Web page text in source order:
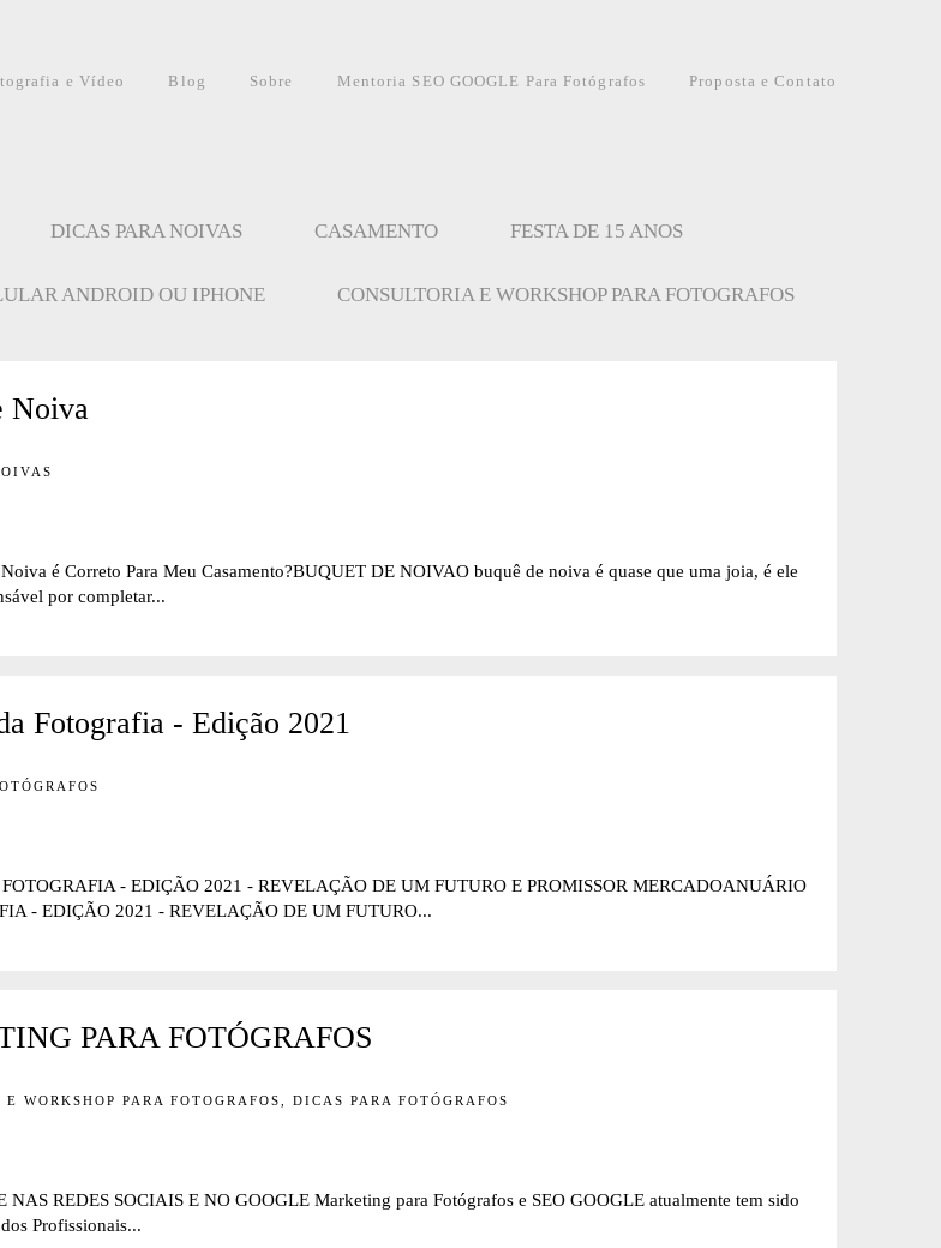
e Vídeo Blog Sobre Mentoria SEO GOOGLE Para Fotógrafos Proposta e Contato
DICAS PARA NOIVAS CASAMENTO FESTA DE 15 ANOS
ANDROID OU IPHONE CONSULTORIA E WORKSHOP PARA FOTOGRAFOS
Noiva
é Correto Para Meu Casamento?BUQUET DE NOIVAO buquê de noiva é quase que uma joia, é ele
por completar...
Fotografia - Edição 2021
- EDIÇÃO 2021 - REVELAÇÃO DE UM FUTURO E PROMISSOR MERCADOANUÁRIO
- EDIÇÃO 2021 - REVELAÇÃO DE UM FUTURO...
PARA FOTÓGRAFOS
E WORKSHOP PARA FOTOGRAFOS, DICAS PARA FOTÓGRAFOS
NAS REDES SOCIAIS E NO GOOGLE Marketing para Fotógrafos e SEO GOOGLE atualmente tem sido
Profissionais...